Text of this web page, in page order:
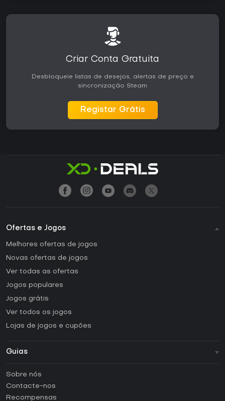
Criar Conta Gratuita
Desbloqueie listas de desejos, alertas de preço e
sincronização Steam
Registar Grátis
Ofertas e Jogos
Melhores ofertas de jogos
Novas ofertas de jogos
Ver todas as ofertas
Jogos populares
Jogos grátis
Ver todos os jogos
Lojas de jogos e cupões
Guias
Como ativar uma CD Key Steam?
Sobre nós
Contacte-nos
Recompensas